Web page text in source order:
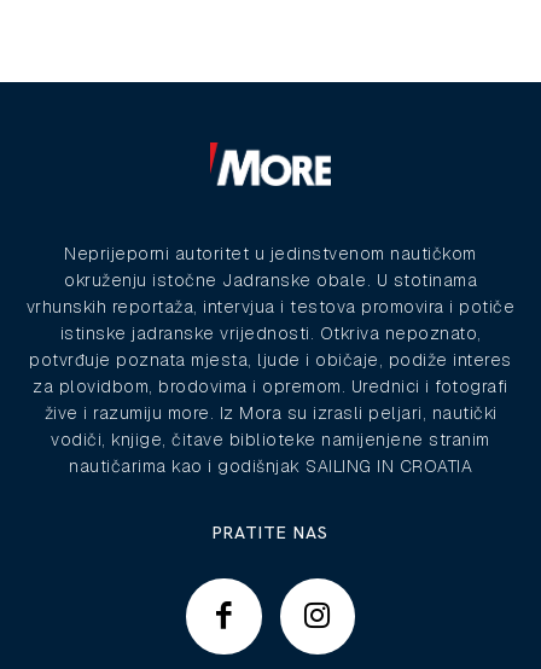
Neprijeporni autoritet u jedinstvenom nautičkom
okruženju istočne Jadranske obale. U stotinama
vrhunskih reportaža, intervjua i testova promovira i potiče
istinske jadranske vrijednosti. Otkriva nepoznato,
potvrđuje poznata mjesta, ljude i običaje, podiže interes
za plovidbom, brodovima i opremom. Urednici i fotografi
žive i razumiju more. Iz Mora su izrasli peljari, nautički
vodiči, knjige, čitave biblioteke namijenjene stranim
nautičarima kao i godišnjak SAILING IN CROATIA
PRATITE NAS